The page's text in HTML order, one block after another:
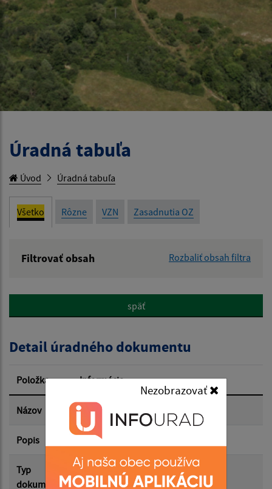
Úradná tabuľa
Úvod Úradná tabuľa
Všetko Rôzne VZN Zasadnutia OZ
Filtrovať obsah Rozbaliť obsah filtra
Popis:
Dátum zverejnenia od:
Dátum zverejnenia do:
Filtrovať
späť
Detail úradného dokumentu
Položka Informácia
Názov Uznesenia OZ 8.4.2026
Popis Uznesenie OZ 8.4.2026
Typ
dokumentu
Zasadnutia OZ
Nezobrazovať